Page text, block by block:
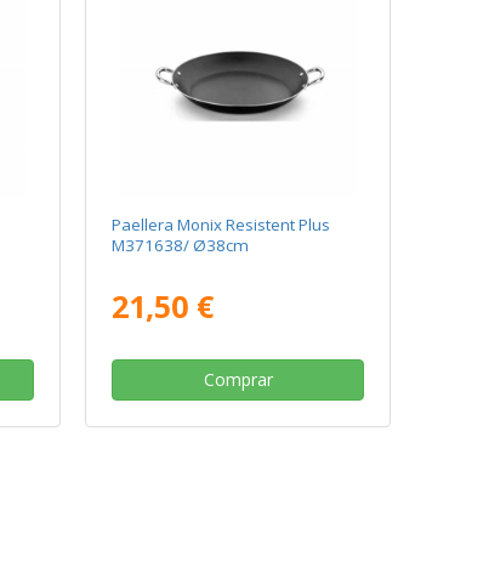
Paellera Monix Resistent Plus
M371638/ Ø38cm
21,50 €
Comprar